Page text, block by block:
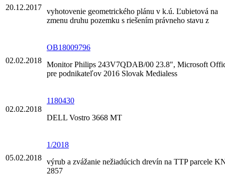
20.12.2017 vyhotovenie geometrického plánu v k.ú. Ľubietová na
zmenu druhu pozemku s riešením právneho stavu z
02.02.2018
OB18009796
Monitor Philips 243V7QDAB/00 23.8", Microsoft
pre podnikateľov 2016 Slovak Medialess
02.02.2018
1180430
DELL Vostro 3668 MT
05.02.2018
1/2018
výrub a zvážanie nežiadúcich drevín na TTP parcele
2857